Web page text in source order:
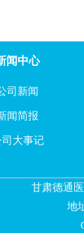
闻中心
司新闻
闻简报
司大事记
甘肃德通
地